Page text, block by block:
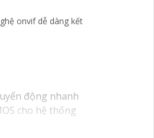
onvif dễ dàng kết
động nhanh
cho hệ thống